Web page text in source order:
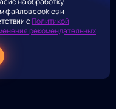
файлов cookies и
с Политикой
рекомендательных